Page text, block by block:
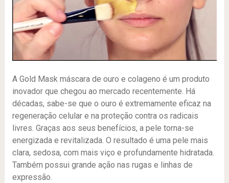
A Gold Mask máscara de ouro e colageno é um produto
inovador que chegou ao mercado recentemente. Há
décadas, sabe-se que o ouro é extremamente eficaz na
regeneração celular e na proteção contra os radicais
livres. Graças aos seus benefícios, a pele torna-se
energizada e revitalizada. O resultado é uma pele mais
clara, sedosa, com mais viço e profundamente hidratada.
Também possui grande ação nas rugas e linhas de
expressão.